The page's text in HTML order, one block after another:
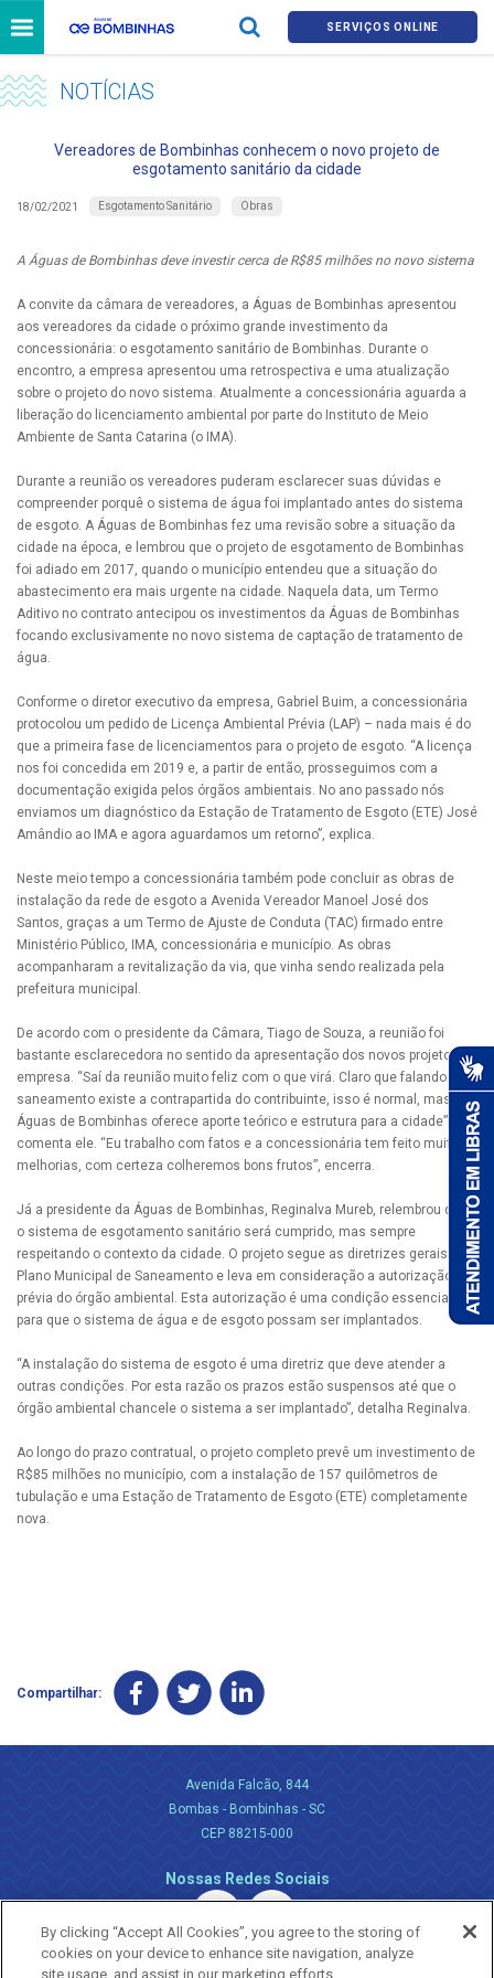
SERVIÇOS ONLINE
NOTÍCIAS
Vereadores de Bombinhas conhecem o novo projeto de
esgotamento sanitário da cidade
18/02/2021 Esgotamento Sanitário Obras
A Águas de Bombinhas deve investir cerca de R$85 milhões no novo sistema
A convite da câmara de vereadores, a Águas de Bombinhas apresentou
aos vereadores da cidade o próximo grande investimento da
concessionária: o esgotamento sanitário de Bombinhas. Durante o
encontro, a empresa apresentou uma retrospectiva e uma atualização
sobre o projeto do novo sistema. Atualmente a concessionária aguarda a
liberação do licenciamento ambiental por parte do Instituto de Meio
Ambiente de Santa Catarina (o IMA).
Durante a reunião os vereadores puderam esclarecer suas dúvidas e
compreender porquê o sistema de água foi implantado antes do sistema
de esgoto. A Águas de Bombinhas fez uma revisão sobre a situação da
cidade na época, e lembrou que o projeto de esgotamento de Bombinhas
foi adiado em 2017, quando o município entendeu que a situação do
abastecimento era mais urgente na cidade. Naquela data, um Termo
Aditivo no contrato antecipou os investimentos da Águas de Bombinhas
focando exclusivamente no novo sistema de captação de tratamento de
água.
Conforme o diretor executivo da empresa, Gabriel Buim, a concessionária
protocolou um pedido de Licença Ambiental Prévia (LAP) – nada mais é do
que a primeira fase de licenciamentos para o projeto de esgoto. “A licença
nos foi concedida em 2019 e, a partir de então, prosseguimos com a
documentação exigida pelos órgãos ambientais. No ano passado nós
enviamos um diagnóstico da Estação de Tratamento de Esgoto (ETE) José
Amândio ao IMA e agora aguardamos um retorno”, explica.
Neste meio tempo a concessionária também pode concluir as obras de
instalação da rede de esgoto a Avenida Vereador Manoel José dos
Santos, graças a um Termo de Ajuste de Conduta (TAC) firmado entre
Ministério Público, IMA, concessionária e município. As obras
acompanharam a revitalização da via, que vinha sendo realizada pela
prefeitura municipal.
De acordo com o presidente da Câmara, Tiago de Souza, a reunião foi
bastante esclarecedora no sentido da apresentação dos novos projetos da
empresa. “Saí da reunião muito feliz com o que virá. Claro que falando de
saneamento existe a contrapartida do contribuinte, isso é normal, mas a
Águas de Bombinhas oferece aporte teórico e estrutura para a cidade”,
comenta ele. “Eu trabalho com fatos e a concessionária tem feito muitas
melhorias, com certeza colheremos bons frutos”, encerra.
Já a presidente da Águas de Bombinhas, Reginalva Mureb, relembrou que
o sistema de esgotamento sanitário será cumprido, mas sempre
respeitando o contexto da cidade. O projeto segue as diretrizes gerais do
Plano Municipal de Saneamento e leva em consideração a autorização
prévia do órgão ambiental. Esta autorização é uma condição essencial
para que o sistema de água e de esgoto possam ser implantados.
“A instalação do sistema de esgoto é uma diretriz que deve atender a
outras condições. Por esta razão os prazos estão suspensos até que o
órgão ambiental chancele o sistema a ser implantado”, detalha Reginalva.
Ao longo do prazo contratual, o projeto completo prevê um investimento de
R$85 milhões no município, com a instalação de 157 quilômetros de
tubulação e uma Estação de Tratamento de Esgoto (ETE) completamente
nova.
Compartilhar:
Avenida Falcão, 844
Bombas - Bombinhas - SC
CEP 88215-000
Nossas Redes Sociais
By clicking “Accept All Cookies”, you agree to the storing of
cookies on your device to enhance site navigation, analyze
site usage, and assist in our marketing efforts.